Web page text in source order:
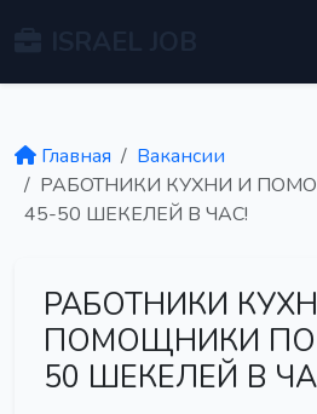
Главная
Вакансии
РАБОТНИКИ КУХНИ И
45-50 ШЕКЕЛЕЙ В ЧАС!
РАБОТНИКИ
ПОМОЩНИКИ
50 ШЕКЕЛЕЙ В